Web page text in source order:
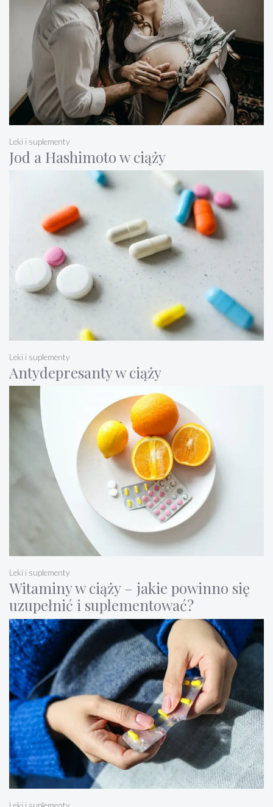
Jod a Hashimoto w ciąży
Leki i suplementy
Antydepresanty w ciąży
Leki i suplementy
Witaminy w ciąży – jakie powinno się
uzupełnić i suplementować?
Leki i suplementy